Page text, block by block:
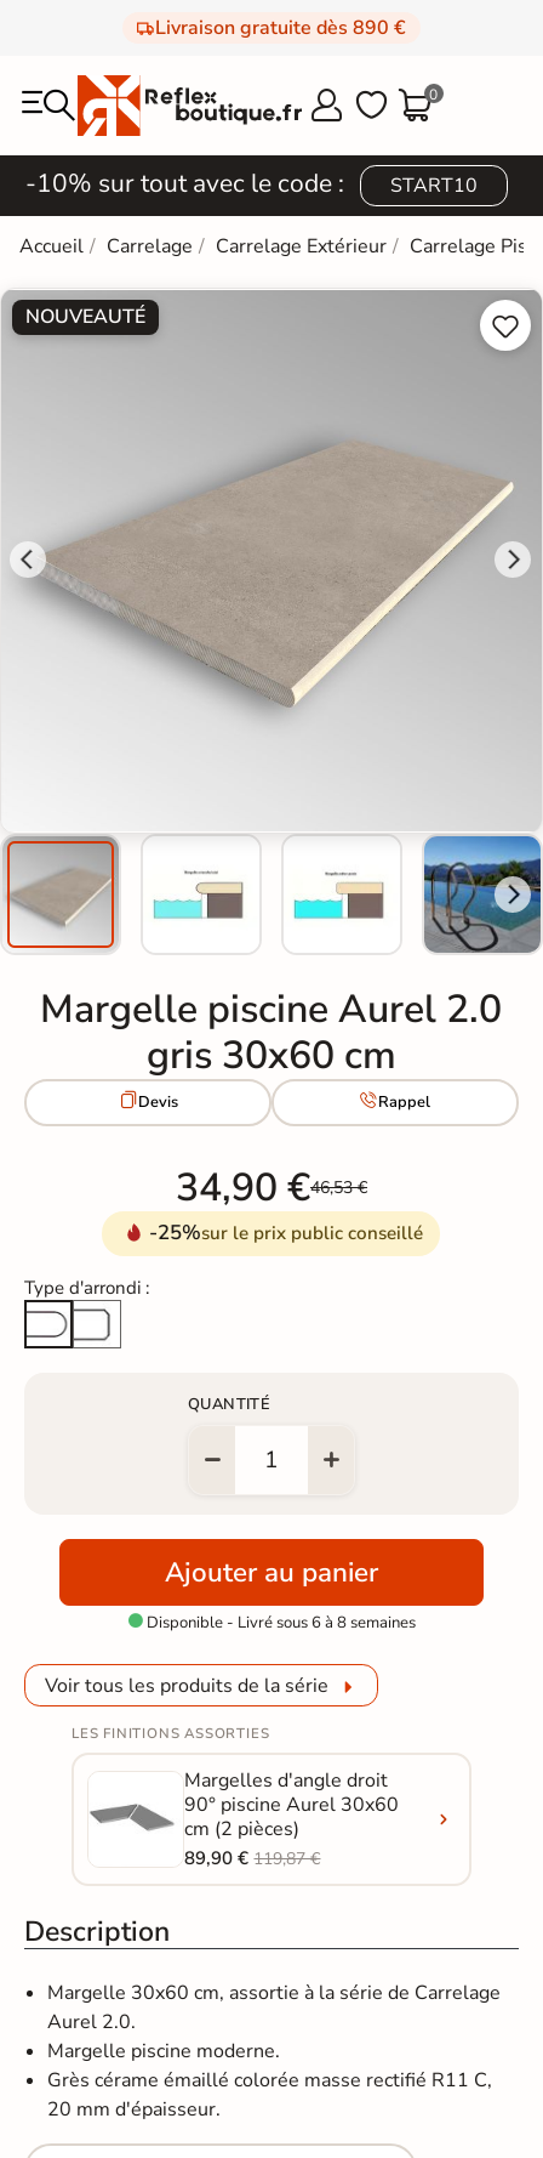
Livraison gratuite dès 890 €
  0
-10% sur tout avec le code : START10
Accueil Carrelage Carrelage Extérieur Carrelage
NOUVEAUTÉ 

Margelle piscine Aurel 2.0
gris 30x60 cm
Devis Rappel
34,90 €46,53 €
-25%sur le prix public conseillé
Type d'arrondi :
Arrondi totalArête cassée
QUANTITÉ
Ajouter au panier
Disponible - Livré sous 6 à 8 semaines
Voir tous les produits de la série
LES FINITIONS ASSORTIES
Margelles d'angle droit
90° piscine Aurel 30x60
cm (2 pièces)
89,90 €119,87 €
Description
Margelle 30x60 cm, assortie à la série de Carrelage
Aurel 2.0.
Margelle piscine moderne.
Grès cérame émaillé colorée masse rectifié R11 C,
20 mm d'épaisseur.